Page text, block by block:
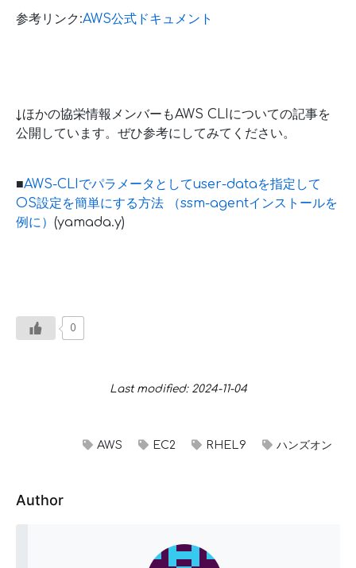
参考リンク:AWS公式ドキュメント
↓ほかの協栄情報メンバーもAWS CLIについての記事を
公開しています。ぜひ参考にしてみてください。
■AWS-CLIでパラメータとしてuser-dataを指定して
OS設定を簡単にする方法 （ssm-agentインストールを
例に） (yamada.y)
0
Last modified: 2024-11-04
AWS EC2 RHEL9 ハンズオン
Author